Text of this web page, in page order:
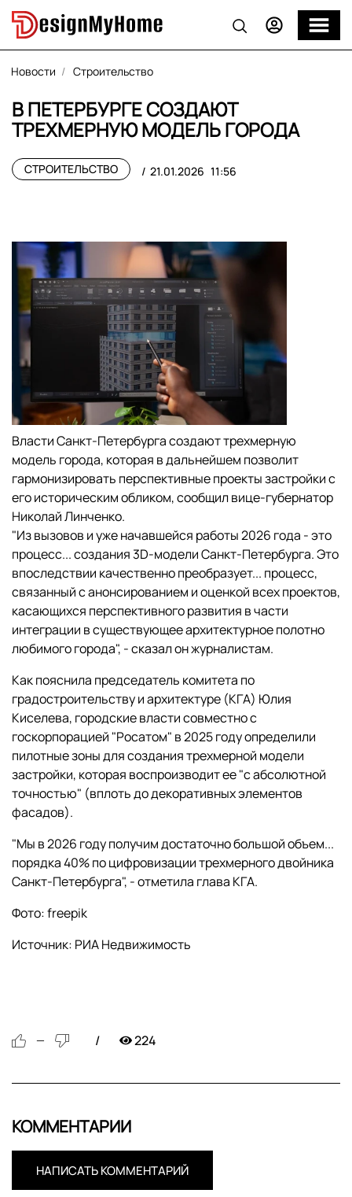
Новости Строительство
В ПЕТЕРБУРГЕ СОЗДАЮТ
ТРЕХМЕРНУЮ МОДЕЛЬ ГОРОДА
СТРОИТЕЛЬСТВО 21.01.2026 11:56
Власти Санкт-Петербурга создают трехмерную
модель города, которая в дальнейшем позволит
гармонизировать перспективные проекты застройки с
его историческим обликом, сообщил вице-губернатор
Николай Линченко.
"Из вызовов и уже начавшейся работы 2026 года - это
процесс... создания 3D-модели Санкт-Петербурга. Это
впоследствии качественно преобразует... процесс,
связанный с анонсированием и оценкой всех проектов,
касающихся перспективного развития в части
интеграции в существующее архитектурное полотно
любимого города", - сказал он журналистам.
Как пояснила председатель комитета по
градостроительству и архитектуре (КГА) Юлия
Киселева, городские власти совместно с
госкорпорацией "Росатом" в 2025 году определили
пилотные зоны для создания трехмерной модели
застройки, которая воспроизводит ее "с абсолютной
точностью" (вплоть до декоративных элементов
фасадов).
"Мы в 2026 году получим достаточно большой объем...
порядка 40% по цифровизации трехмерного двойника
Санкт-Петербурга", - отметила глава КГА.
Фото: freepik
Источник: РИА Недвижимость
— 224
КОММЕНТАРИИ
НАПИСАТЬ КОММЕНТАРИЙ